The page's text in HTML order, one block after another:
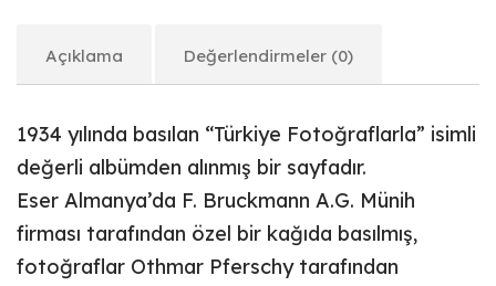
Açıklama Değerlendirmeler (0)
1934 yılında basılan “Türkiye Fotoğraflarla” isimli
değerli albümden alınmış bir sayfadır.
Eser Almanya’da F. Bruckmann A.G. Münih
firması tarafından özel bir kağıda basılmış,
fotoğraflar Othmar Pferschy tarafından